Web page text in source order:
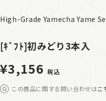
High-Grade Yamecha Yame
[ｷﾞﾌﾄ]初みどり3本入
¥3,156 税込
この商品に関する問い合わせはこ